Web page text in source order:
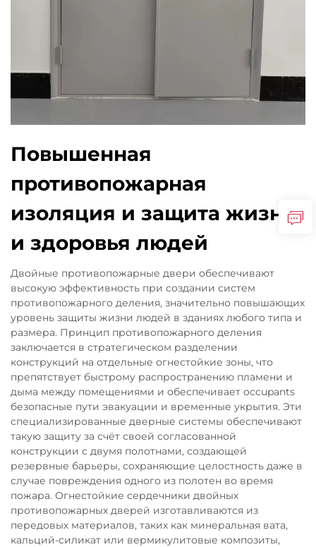
Повышенная
противопожарная
изоляция и защита жизни
и здоровья людей
Двойные противопожарные двери обеспечивают
высокую эффективность при создании систем
противопожарного деления, значительно повышающих
уровень защиты жизни людей в зданиях любого типа и
размера. Принцип противопожарного деления
заключается в стратегическом разделении
конструкций на отдельные огнестойкие зоны, что
препятствует быстрому распространению пламени и
дыма между помещениями и обеспечивает occupants
безопасные пути эвакуации и временные укрытия. Эти
специализированные дверные системы обеспечивают
такую защиту за счёт своей согласованной
конструкции с двумя полотнами, создающей
резервные барьеры, сохраняющие целостность даже в
случае повреждения одного из полотен во время
пожара. Огнестойкие сердечники двойных
противопожарных дверей изготавливаются из
передовых материалов, таких как минеральная вата,
кальций-силикат или вермикулитовые композиты,